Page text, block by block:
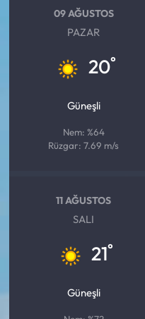
09 AĞUSTOS
PAZAR
20°
Güneşli
Nem: %64
Rüzgar: 7.69 m/s
11 AĞUSTOS
SALI
21°
Güneşli